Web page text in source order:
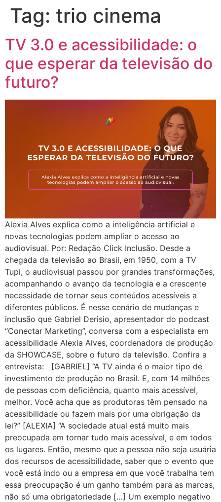
Tag: trio cinema
TV 3.0 e acessibilidade: o
que esperar da televisão do
futuro?
Alexia Alves explica como a inteligência artificial e
novas tecnologias podem ampliar o acesso ao
audiovisual. Por: Redação Click Inclusão. Desde a
chegada da televisão ao Brasil, em 1950, com a TV
Tupi, o audiovisual passou por grandes transformações,
acompanhando o avanço da tecnologia e a crescente
necessidade de tornar seus conteúdos acessíveis a
diferentes públicos. É nesse cenário de mudanças e
inclusão que Gabriel Derisio, apresentador do podcast
“Conectar Marketing”, conversa com a especialista em
acessibilidade Alexia Alves, coordenadora de produção
da SHOWCASE, sobre o futuro da televisão. Confira a
entrevista: [GABRIEL] “A TV ainda é o maior tipo de
investimento de produção no Brasil. E, com 14 milhões
de pessoas com deficiência, quanto mais acessível,
melhor. Você acha que as produtoras têm pensado na
acessibilidade ou fazem mais por uma obrigação da
lei?” [ALEXIA] “A sociedade atual está muito mais
preocupada em tornar tudo mais acessível, e em todos
os lugares. Então, mesmo que a pessoa não seja usuária
dos recursos de acessibilidade, saber que o evento que
você está indo ou a empresa em que você trabalha tem
essa preocupação é um ganho também para as marcas,
não só uma obrigatoriedade […] Um exemplo negativo